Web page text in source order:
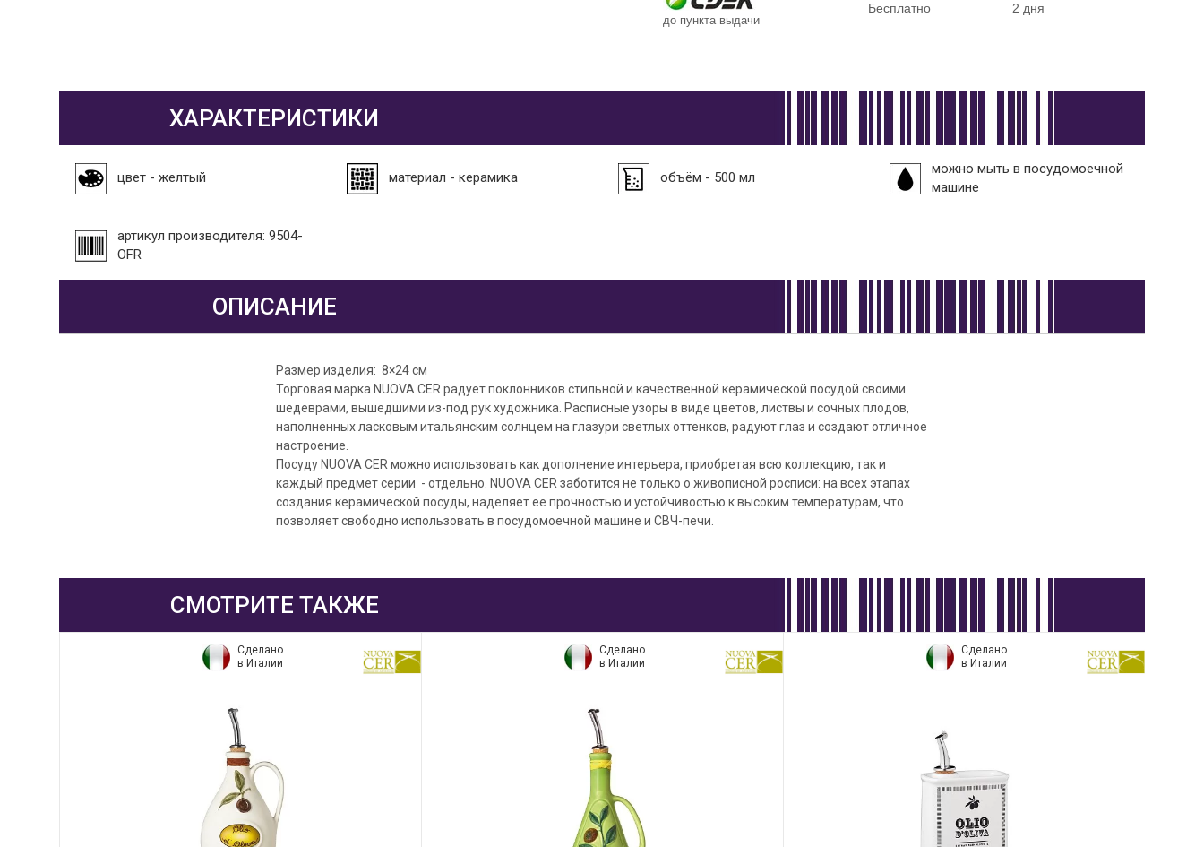
до пункта выдачи
Бесплатно 2 дня
ХАРАКТЕРИСТИКИ
цвет - желтый материал - керамика объём - 500 мл
можно мыть в посудомоечной
машине
артикул производителя: 9504-
OFR
ОПИСАНИЕ
Размер изделия: 8×24 см
Торговая марка NUOVA CER радует поклонников стильной и качественной керамической посудой своими
шедеврами, вышедшими из-под рук художника. Расписные узоры в виде цветов, листвы и сочных плодов,
наполненных ласковым итальянским солнцем на глазури светлых оттенков, радуют глаз и создают отличное
настроение.
Посуду NUOVA CER можно использовать как дополнение интерьера, приобретая всю коллекцию, так и
каждый предмет серии - отдельно. NUOVA CER заботится не только о живописной росписи: на всех этапах
создания керамической посуды, наделяет ее прочностью и устойчивостью к высоким температурам, что
позволяет свободно использовать в посудомоечной машине и СВЧ-печи.
СМОТРИТЕ ТАКЖЕ
Сделано
в Италии
Сделано
в Италии
Сделано
в Италии